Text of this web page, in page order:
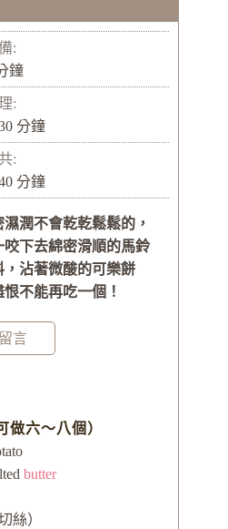
:
鐘
:
分
鐘
分鐘
:
分
鐘
分鐘
潤不會乾乾鬆鬆的，
下去綿密滑順的馬鈴
沾著微酸的可樂餅
不能再吃一個！
留言
做六～八個）
butter
絲）